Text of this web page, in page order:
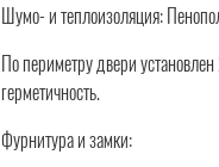
Шумо- и теплоизоляция:
По периметру двери
герметичность.
Фурнитура и замки: